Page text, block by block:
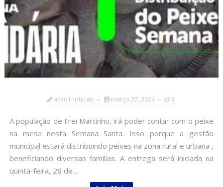
acao1noticias março 27, 2024 0
A população de Frei Martinho, irá poder contar com o peixe
na mesa nesta Semana Santa. Isso porque a gestão
municipal estará distribuindo peixes na zona rural e urbana ,
beneficiando diversas famílias. A entrega será iniciada na
quinta-feira, 28 de...